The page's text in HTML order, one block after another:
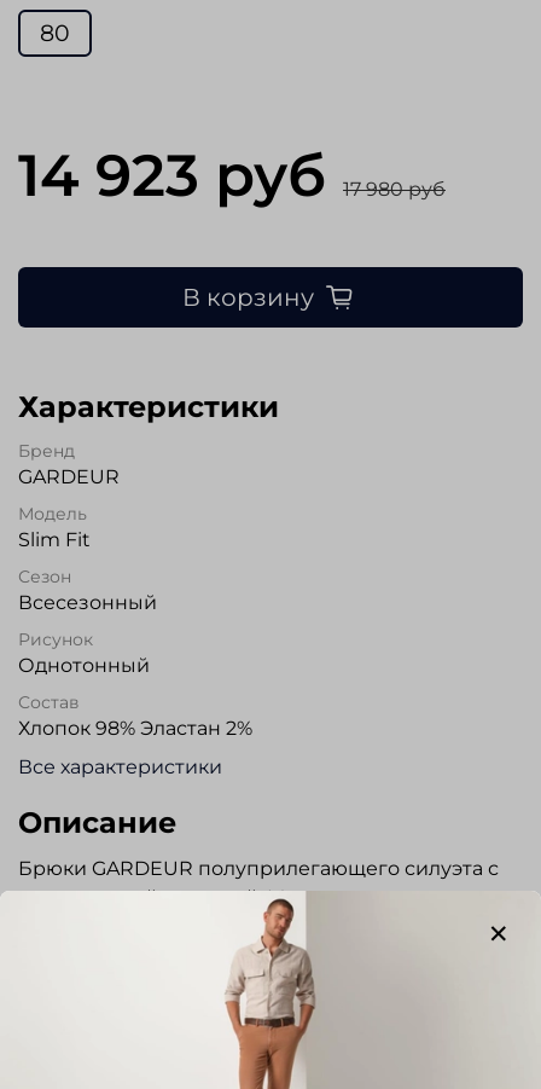
80
14 923 руб 17 980 руб
В корзину
Характеристики
Бренд
GARDEUR
Модель
Slim Fit
Сезон
Всесезонный
Рисунок
Однотонный
Состав
Хлопок 98% Эластан 2%
Все характеристики
Описание
Брюки GARDEUR полуприлегающего силуэта с
классической посадкой. Модель выполнена из
сертифицированной ткани органический
хлопок,супер растяжимый материал, не
сковывает движений, сохраняет форму. Гульфик
на молнии, пояс застегивается на пуговицу . Два
кармана спереди и два сзади с застежкой на
пуговицы. Шлевки под ремень и карманы